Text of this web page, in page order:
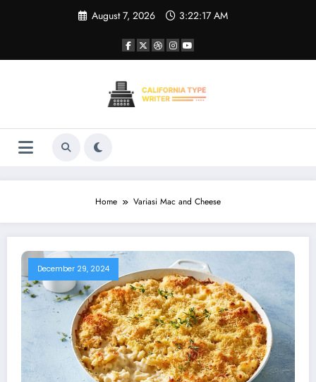
August 7, 2026 3:22:17 AM
Home Variasi Mac and Cheese
December 29, 2024